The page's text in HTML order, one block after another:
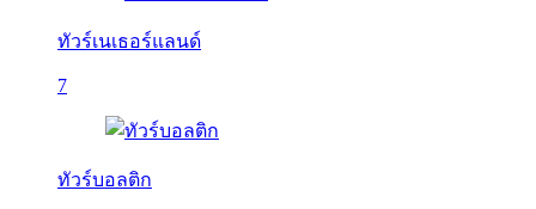
ทัวร์เนเธอร์แลนด์
7
ทัวร์บอลติก